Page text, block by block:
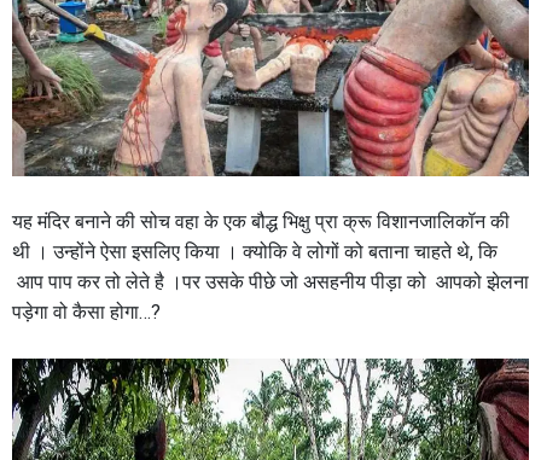
यह मंदिर बनाने की सोच वहा के एक बौद्ध भिक्षु प्रा क्रू विशानजालिकॉन की
थी । उन्होंने ऐसा इसलिए किया । क्योकि वे लोगों को बताना चाहते थे, कि
आप पाप कर तो लेते है ।पर उसके पीछे जो असहनीय पीड़ा को आपको झेलना
पड़ेगा वो कैसा होगा…?